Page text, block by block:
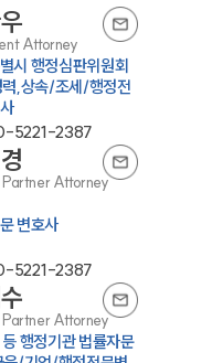
Attorney
시 행정심판위원회
력,상속/조세/행정전
5221-2387
Partner Attorney
변호사
5221-2387
Partner Attorney
행정기관 법률자문